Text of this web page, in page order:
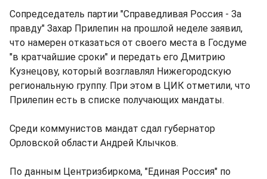
Сопредседатель партии "Справедливая Россия - За
правду" Захар Прилепин на прошлой неделе заявил,
что намерен отказаться от своего места в Госдуме
"в кратчайшие сроки" и передать его Дмитрию
Кузнецову, который возглавлял Нижегородскую
региональную группу. При этом в ЦИК отметили, что
Прилепин есть в списке получающих мандаты.
Среди коммунистов мандат сдал губернатор
Орловской области Андрей Клычков.
По данным Центризбиркома, "Единая Россия" по